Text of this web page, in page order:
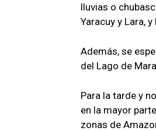
lluvias o
Yaracuy y Lara,
Además, se
del Lago de
Para la tarde y
en la mayor
zonas de